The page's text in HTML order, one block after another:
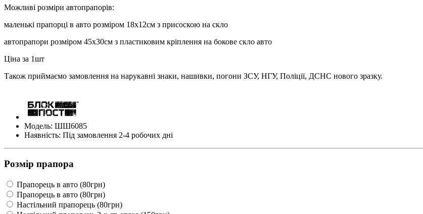
Можливі розміри автопрапорів:
маленькі прапорці в авто розміром 18х12см з присоскою на скло
автопрапори розміром 45х30см з пластиковим кріплення на бокове скло авто
Ціна за 1шт
Також приймаємо замовлення на нарукавні знаки, нашивки, погони ЗСУ, НГУ, Поліції, ДСНС нового зразку.
Модель: ШШ6085
Наявність: Під замовлення 2-4 робочих дні
Розмір прапора
Прапорець в авто (80грн)
Прапорець в авто (80грн)
Настільний прапорець (80грн)